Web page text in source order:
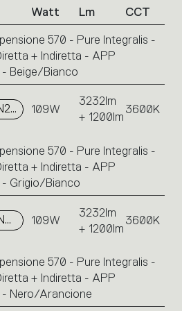
Watt Lm CCT
570 - Pure Integralis -
+ Indiretta - APP
Beige/Bianco
M240321IN2APP 109W
3232lm
+ 1200lm
3600K
570 - Pure Integralis -
+ Indiretta - APP
- Grigio/Bianco
M240361IN2APP 109W
3232lm
+ 1200lm
3600K
570 - Pure Integralis -
+ Indiretta - APP
- Nero/Arancione